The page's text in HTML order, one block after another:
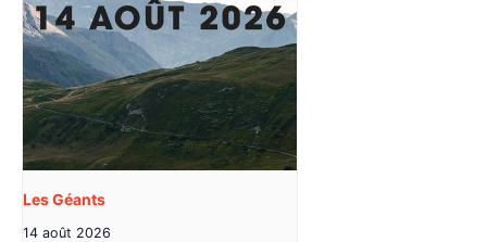
Les Géants
14 août 2026